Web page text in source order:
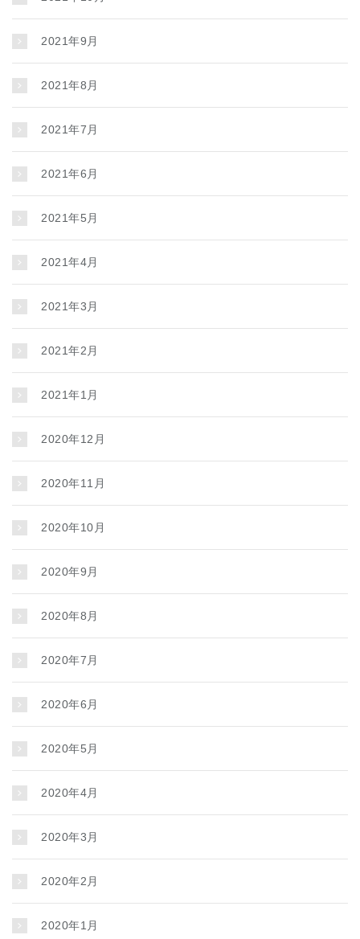
2021年9月
2021年8月
2021年7月
2021年6月
2021年5月
2021年4月
2021年3月
2021年2月
2021年1月
2020年12月
2020年11月
2020年10月
2020年9月
2020年8月
2020年7月
2020年6月
2020年5月
2020年4月
2020年3月
2020年2月
2020年1月